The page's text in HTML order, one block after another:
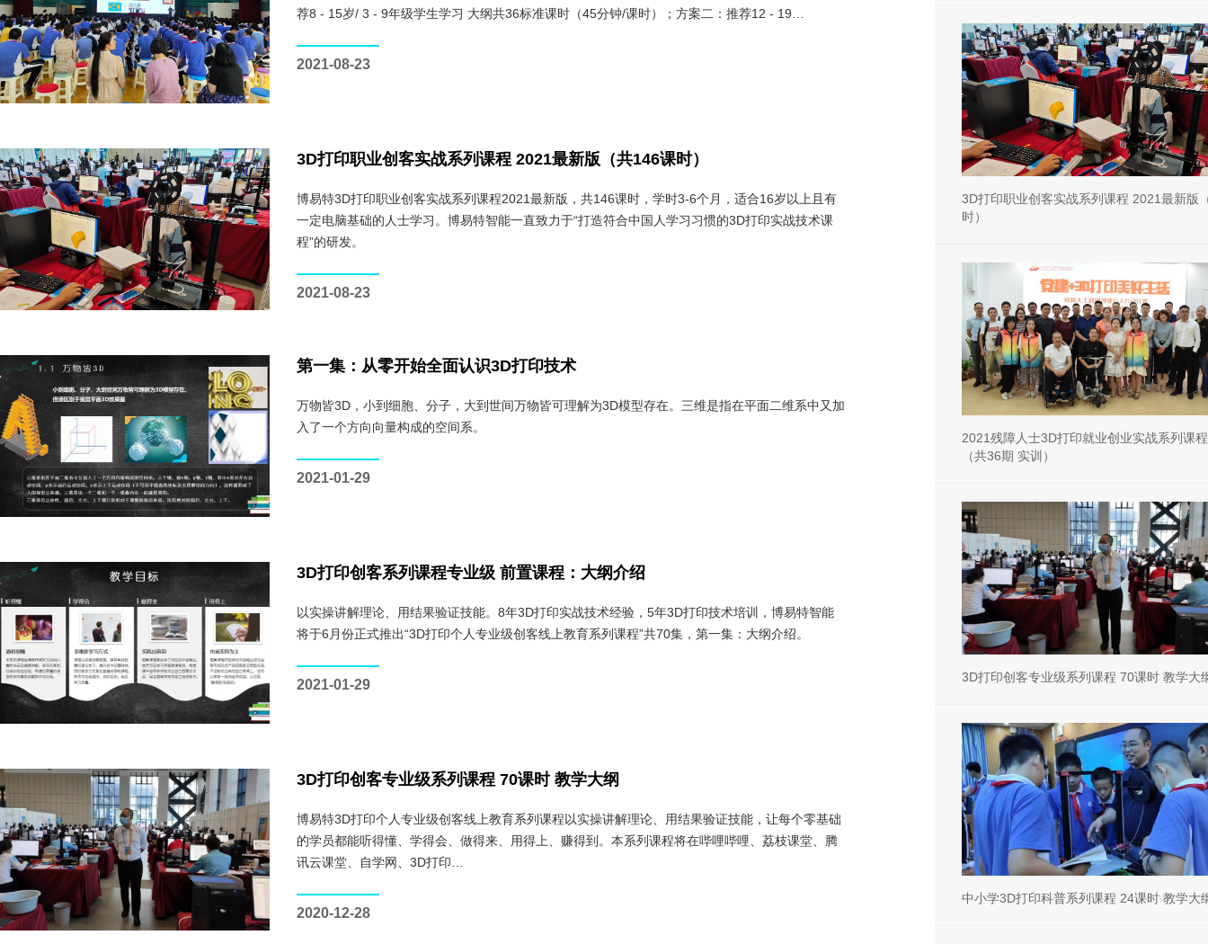
荐8 - 15岁/ 3 - 9年级学生学习 大纲共36标准课时（45分钟/课时）；方案二：推荐12 - 19…
2021-08-23
3D打印职业创客实战系列课程 2021最新版（共146课时）
博易特3D打印职业创客实战系列课程2021最新版，共146课时，学时3-6个月，适合16岁以上且有
一定电脑基础的人士学习。博易特智能一直致力于“打造符合中国人学习习惯的3D打印实战技术课
程”的研发。
2021-08-23
第一集：从零开始全面认识3D打印技术
万物皆3D，小到细胞、分子，大到世间万物皆可理解为3D模型存在。三维是指在平面二维系中又加
入了一个方向向量构成的空间系。
2021-01-29
3D打印创客系列课程专业级 前置课程：大纲介绍
以实操讲解理论、用结果验证技能。8年3D打印实战技术经验，5年3D打印技术培训，博易特智能
将于6月份正式推出“3D打印个人专业级创客线上教育系列课程”共70集，第一集：大纲介绍。
2021-01-29
3D打印创客专业级系列课程 70课时 教学大纲
博易特3D打印个人专业级创客线上教育系列课程以实操讲解理论、用结果验证技能，让每个零基础
的学员都能听得懂、学得会、做得来、用得上、赚得到。本系列课程将在哔哩哔哩、荔枝课堂、腾
讯云课堂、自学网、3D打印…
2020-12-28
3D打印职业创客实战系列课程 2021最新版
时）
2021残障人士3D打印就业创业实战系列课
（共36期 实训）
3D打印创客专业级系列课程 70课时 教学大
中小学3D打印科普系列课程 24课时 教学大